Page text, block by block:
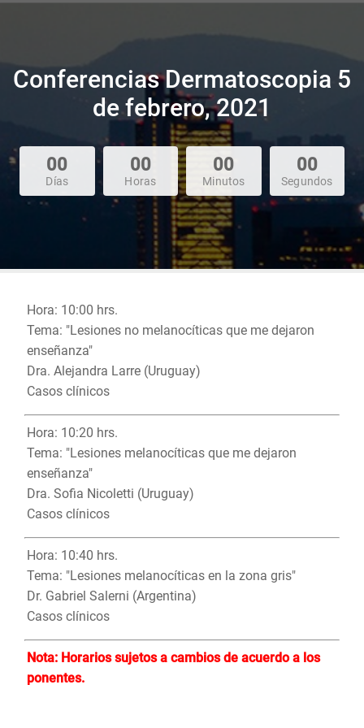
Conferencias Dermatoscopia 5
de febrero, 2021
00
Días
00
Horas
00
Minutos
00
Segundos
Hora: 10:00 hrs.
Tema: "Lesiones no melanocíticas que me dejaron
enseñanza"
Dra. Alejandra Larre (Uruguay)
Casos clínicos
Hora: 10:20 hrs.
Tema: "Lesiones melanocíticas que me dejaron
enseñanza"
Dra. Sofia Nicoletti (Uruguay)
Casos clínicos
Hora: 10:40 hrs.
Tema: "Lesiones melanocíticas en la zona gris"
Dr. Gabriel Salerni (Argentina)
Casos clínicos
Nota: Horarios sujetos a cambios de acuerdo a los
ponentes.